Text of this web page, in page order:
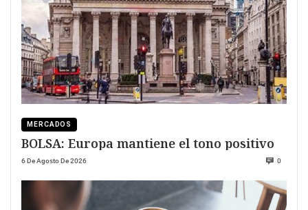
MERCADOS
BOLSA: Europa mantiene el tono positivo
6 De Agosto De 2026 0